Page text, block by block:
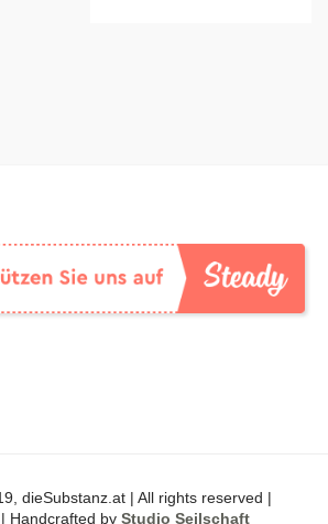
dieSubstanz.at | All rights reserved |
Handcrafted by Studio Seilschaft